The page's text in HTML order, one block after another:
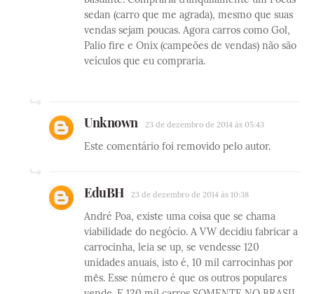
sedan (carro que me agrada), mesmo que suas
vendas sejam poucas. Agora carros como Gol,
Palio fire e Onix (campeões de vendas) não são
veículos que eu compraria.
Unknown 23 de dezembro de 2014 às 05:43
Este comentário foi removido pelo autor.
EduBH 23 de dezembro de 2014 às 10:38
André Poa, existe uma coisa que se chama
viabilidade do negócio. A VW decidiu fabricar a
carrocinha, leia se up, se vendesse 120
unidades anuais, isto é, 10 mil carrocinhas por
mês. Esse número é que os outros populares